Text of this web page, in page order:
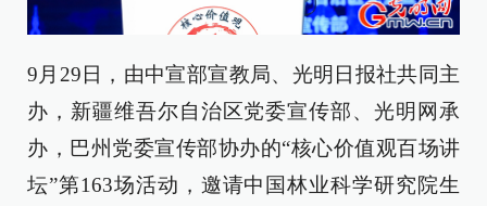
9月29日，由中宣部宣教局、光明日报社共同主
办，新疆维吾尔自治区党委宣传部、光明网承
办，巴州党委宣传部协办的“核心价值观百场讲
坛”第163场活动，邀请中国林业科学研究院生